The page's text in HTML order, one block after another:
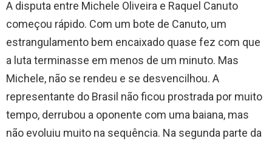
A disputa entre Michele Oliveira e Raquel Canuto
começou rápido. Com um bote de Canuto, um
estrangulamento bem encaixado quase fez com que
a luta terminasse em menos de um minuto. Mas
Michele, não se rendeu e se desvencilhou. A
representante do Brasil não ficou prostrada por muito
tempo, derrubou a oponente com uma baiana, mas
não evoluiu muito na sequência. Na segunda parte da